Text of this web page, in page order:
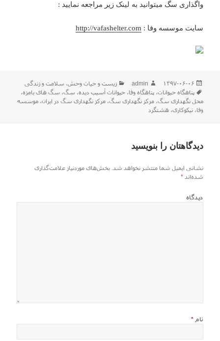
واگذاری سگ میتوانید به لینک زیر مراجعه نمایید :
سایت موسسه وفا :http://vafashelter.com
ارسال
شده
در
۱۳۹۷-۰۶-۰۶ نویسنده
admin دسته‌ها
زیست و حیات وحش، سلامت و زندگی
برچسب‌ها
پناهگاه حیوانات،پناهگاه وفا،حیوانات آسیب دیده، سگ، سگ های بامزه،
محل نگهداری سگ،مرکز نگهداری سگ،مرکز نگهداری سگ در ایران،موسسه
وفا،نیکوکاری،هشتگرد
دیدگاهتان را بنویسید
نشانی ایمیل شما منتشر نخواهد شد.
بخش‌های موردنیاز علامت‌گذاری
شده‌اند*
دیدگاه
نام *